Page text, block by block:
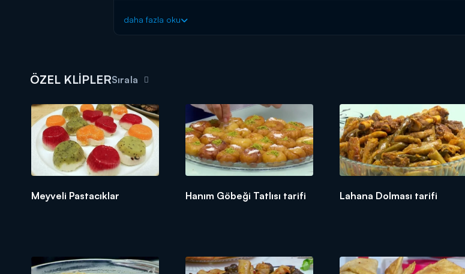
daha fazla oku
ÖZEL KLİPLERSırala
Meyveli Pastacıklar Hanım Göbeği Tatlısı tarifi Lahana Dolması tarifi